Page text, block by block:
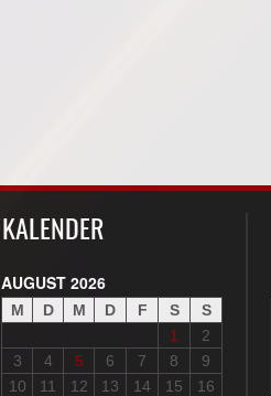
KALENDER
AUGUST 2026
M D M D F S
S
1
2
3
4 5 6 7 8
9
10
11 12 13 14 15 16